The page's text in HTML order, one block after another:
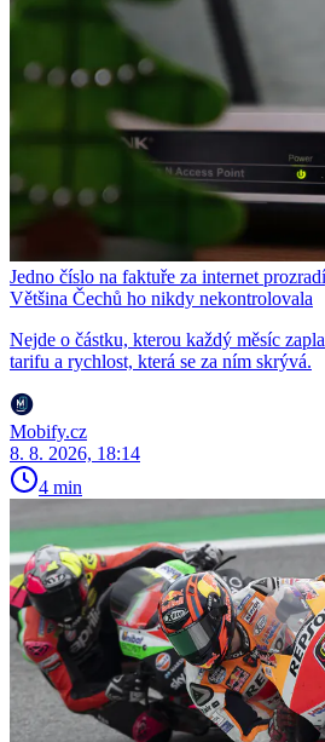
Jedno číslo na faktuře za internet
Většina Čechů ho nikdy nekontrolovala
Nejde o částku, kterou každý měsíc
tarifu a rychlost, která se za ním skrývá.
Mobify.cz
8. 8. 2026, 18:14
4 min